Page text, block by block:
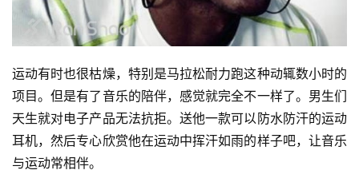
运动有时也很枯燥，特别是马拉松耐力跑这种动辄数小时的
项目。但是有了音乐的陪伴，感觉就完全不一样了。男生们
天生就对电子产品无法抗拒。送他一款可以防水防汗的运动
耳机，然后专心欣赏他在运动中挥汗如雨的样子吧，让音乐
与运动常相伴。